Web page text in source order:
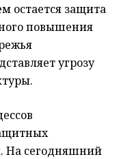
остается защита
повышения
угрозу
На сегодняшний